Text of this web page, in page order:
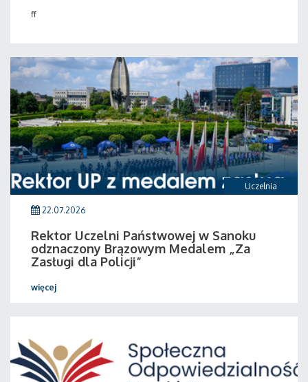
ff
Uczelnia
22.07.2026
Rektor Uczelni Państwowej w Sanoku
odznaczony Brązowym Medalem „Za
Zasługi dla Policji”
więcej